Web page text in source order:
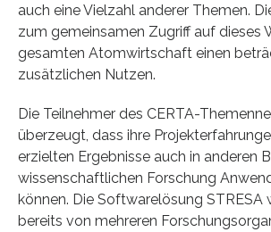
auch eine Vielzahl anderer Themen.
zum gemeinsamen Zugriff auf dieses
gesamten Atomwirtschaft einen
zusätzlichen Nutzen.
Die Teilnehmer des CERTA-
überzeugt, dass ihre
erzielten Ergebnisse auch in anderen
wissenschaftlichen Forschung
können. Die Softwarelösung STRESA
bereits von mehreren